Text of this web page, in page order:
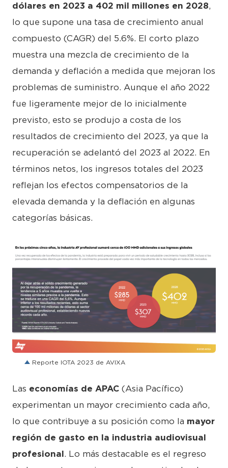
dólares en 2023 a 402 mil millones en 2028,
lo que supone una tasa de crecimiento anual
compuesto (CAGR) del 5.6%. El corto plazo
muestra una mezcla de crecimiento de la
demanda y deflación a medida que mejoran los
problemas de suministro. Aunque el año 2022
fue ligeramente mejor de lo inicialmente
previsto, esto se produjo a costa de los
resultados de crecimiento del 2023, ya que la
recuperación se adelantó del 2023 al 2022. En
términos netos, los ingresos totales del 2023
reflejan los efectos compensatorios de la
elevada demanda y la deflación en algunas
categorías básicas.
PNG
Reporte IOTA 2023 de AVIXA
Las economías de APAC (Asia Pacífico)
experimentan un mayor crecimiento cada año,
lo que contribuye a su posición como la mayor
región de gasto en la industria audiovisual
profesional. Lo más destacable es el regreso